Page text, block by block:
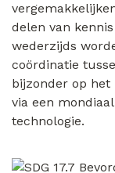
delen van
wederzijds
coördinatie
bijzonder op het
via een
technologie.